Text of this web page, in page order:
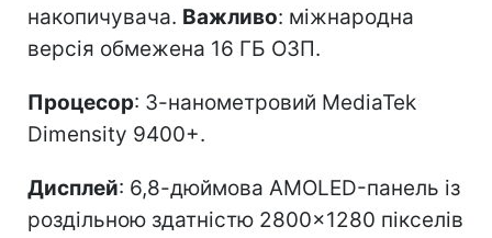
накопичувача. Важливо: міжнародна
версія обмежена 16 ГБ ОЗП.
Процесор: 3-нанометровий MediaTek
Dimensity 9400+.
Дисплей: 6,8-дюймова AMOLED-панель із
роздільною здатністю 2800×1280 пікселів